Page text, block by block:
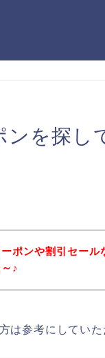
ンを探し
ポンや割引セー
♪
は参考にしていた